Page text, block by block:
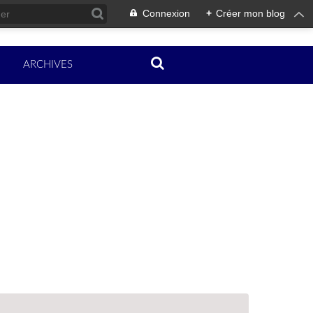
Connexion + Créer mon blog
ARCHIVES